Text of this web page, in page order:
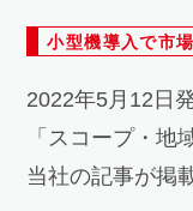
小型機導入で市
2022年5月12日
「スコープ・地
当社の記事が掲